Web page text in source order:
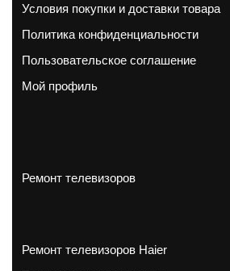
Условия покупки и доставки товара
Политика конфиденциальности
Пользовательское соглашение
Мой профиль
Ремонт телевизоров
Ремонт телевизоров Haier